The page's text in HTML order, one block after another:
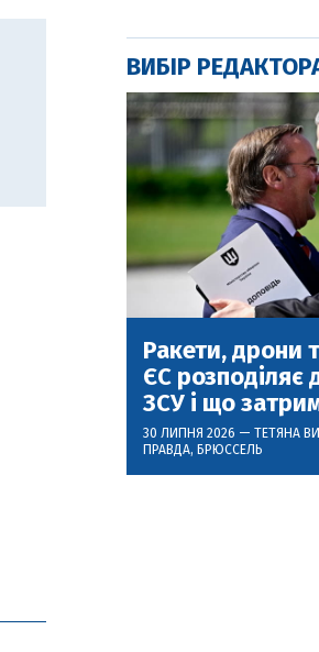
ВИБІР
Ракети, дрони
ЄС розподіляє
ЗСУ і що
30 ЛИПНЯ 2026 — ТЕТЯНА
ПРАВДА, БРЮССЕЛЬ